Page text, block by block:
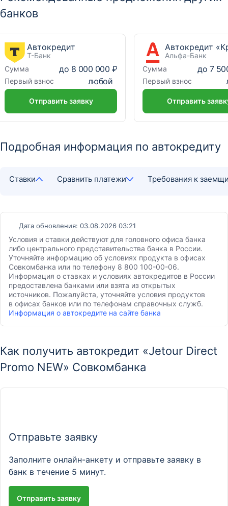
банков
Автокредит
Т-Банк
Сумма
до 8 000 000 ₽
Первый взнос любой
Отправить заявку
Альфа-Банк
Сумма
до 7
Первый взнос
Отправить
Подробная информация по автокредиту
Ставки Сравнить платежи Требования к
Дата обновления: 03.08.2026 03:21
Условия и ставки действуют для головного офиса банка
либо центрального представительства банка в России.
Уточняйте информацию об условиях продукта в офисах
Совкомбанка или по телефону 8 800 100-00-06.
Информация о ставках и условиях автокредитов в России
предоставлена банками или взята из открытых
источников. Пожалуйста, уточняйте условия продуктов
в офисах банков или по телефонам справочных служб.
Информация о автокредите на сайте банка
Как получить автокредит «Jetour Direct
Promo NEW» Совкомбанка
Отправьте заявку
Заполните онлайн-анкету и отправьте заявку в
банк в течение 5 минут.
Отправить заявку